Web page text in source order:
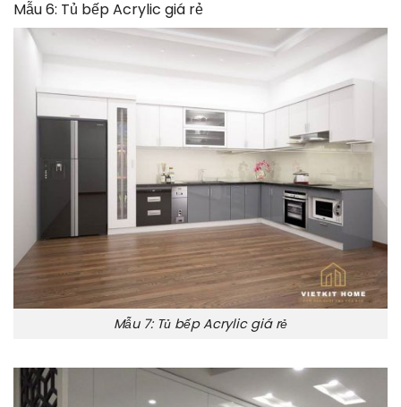
Mẫu 6: Tủ bếp Acrylic giá rẻ
Mẫu 7: Tủ bếp Acrylic giá rẻ